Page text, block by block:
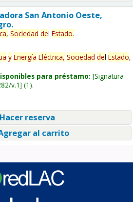
San Antonio Oeste,
Sociedad del Estado.
y Energía Eléctrica, Sociedad del Estado,
para préstamo: Signatura
v.1 (1).
reserva
al carrito